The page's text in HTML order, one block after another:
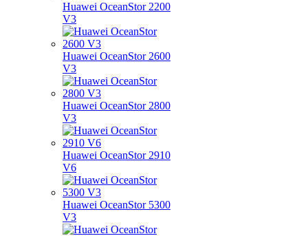
Huawei OceanStor 2200
V3
Huawei OceanStor 2600
V3
Huawei OceanStor 2800
V3
Huawei OceanStor 2910
V6
Huawei OceanStor 5300
V3